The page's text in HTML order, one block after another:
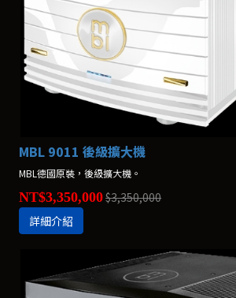
MBL 9011 後級擴大機
MBL德國原裝，後級擴大機。
NT$3,350,000$3,350,000
詳細介紹